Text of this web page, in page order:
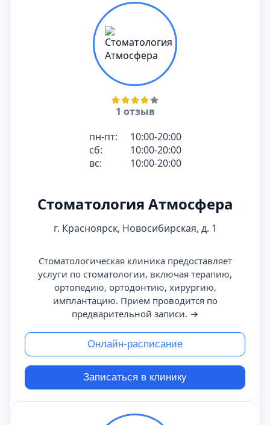
1 отзыв
пн-пт:
10:00-20:00
сб:
10:00-20:00
вс:
10:00-20:00
Стоматология Атмосфера
г. Красноярск, Новосибирская, д. 1
Стоматологическая клиника предоставляет
услуги по стоматологии, включая терапию,
ортопедию, ортодонтию, хирургию,
имплантацию. Прием проводится по
предварительной записи. →
Онлайн-расписание
Записаться в клинику